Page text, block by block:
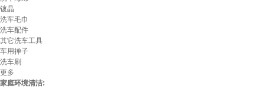
镀晶
洗车毛巾
洗车配件
其它洗车工具
车用掸子
洗车刷
更多
家庭环境清洁: